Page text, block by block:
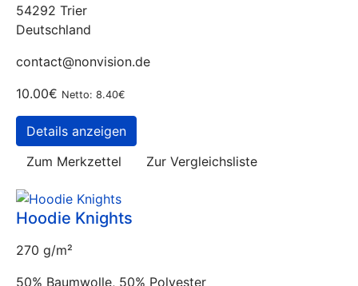
54292 Trier
Deutschland
contact@nonvision.de
10.00€ Netto: 8.40€
Details anzeigen
Zum Merkzettel
Zur Vergleichsliste
Hoodie Knights
270 g/m²
50% Baumwolle, 50% Polyester